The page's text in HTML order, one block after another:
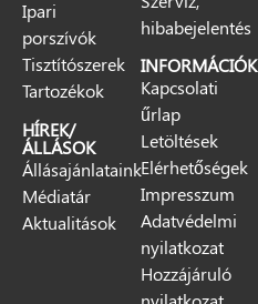
Ipari
porszívók
Tisztítószerek
Tartozékok
HÍREK/
ÁLLÁSOK
Állásajánlataink
Médiatár
Aktualitások
hibabejelentés
INFORMÁCIÓK
Kapcsolati
űrlap
Letöltések
Elérhetőségek
Impresszum
Adatvédelmi
nyilatkozat
Hozzájáruló